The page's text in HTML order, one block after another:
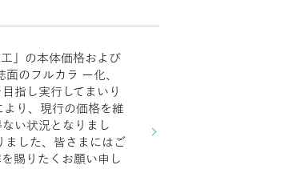
」の本体価格および
のフルカラ ー化、
指し実⾏してまいり
り、現⾏の価格を維
い状況となりまし
ました、皆さまにはご
賜りたくお願い申し